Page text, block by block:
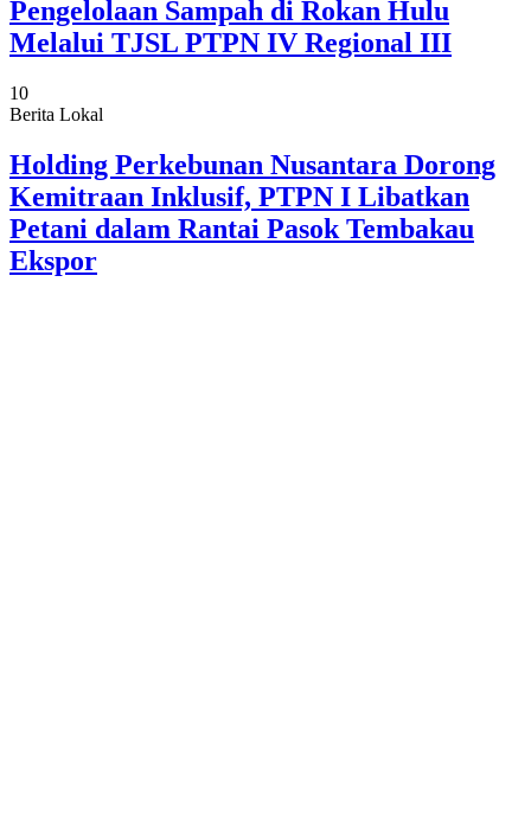
Pengelolaan Sampah di Rokan Hulu
Melalui TJSL PTPN IV Regional III
10
Berita Lokal
Holding Perkebunan Nusantara Dorong
Kemitraan Inklusif, PTPN I Libatkan
Petani dalam Rantai Pasok Tembakau
Ekspor